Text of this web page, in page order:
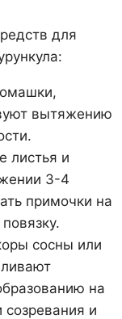
для
вытяжению
листья и
3-4
примочки на
сосны или
на
и